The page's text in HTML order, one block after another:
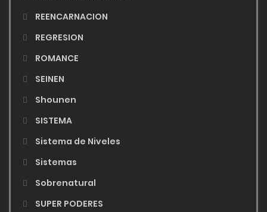
REENCARNACION
REGRESION
ROMANCE
SEINEN
Shounen
SISTEMA
Sistema de Niveles
Sistemas
Sobrenatural
SUPER PODERES